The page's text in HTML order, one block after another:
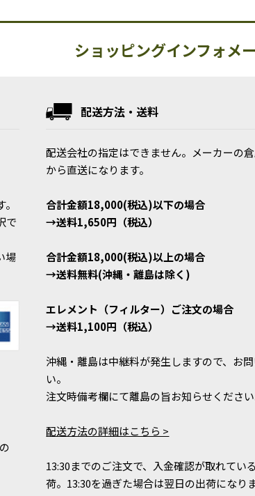
ショッピングインフォメ
で
場
配送方法・送料
配送会社の指定はできません。メーカーの
から直送になります。
合計金額18,000(税込)以下の場合
→送料1,650円（税込）
合計金額18,000(税込)以上の場合
→送料無料(沖縄・離島は除く)
エレメント（フィルター）ご注文の場合
→送料1,100円（税込）
沖縄・離島は中継料が発生しますので、お
い。
注文時備考欄にて離島の旨お知らせください
配送方法の詳細はこちら >
13:30までのご注文で、入金確認が取れてい
荷。13:30を過ぎた場合は翌日の出荷になり